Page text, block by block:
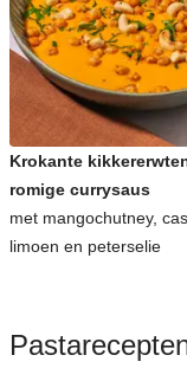
Krokante
romige currysaus
met mangochutney,
limoen en peterselie